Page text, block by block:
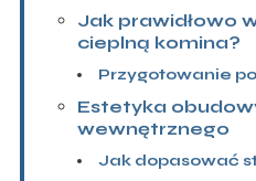
Jak prawidłowo
cieplną komina?
Przygotowanie
Estetyka
wewnętrznego
Jak dopasować